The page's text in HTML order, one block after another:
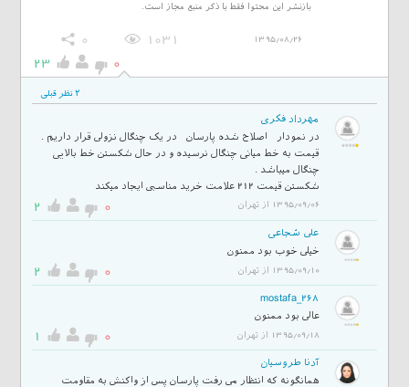
بازنشر این محتوا فقط با ذکر منبع مجاز است.
1395/08/26
1031
0
0
23
2 نظر قبلی
مهرداد فکری
در نمودار اصلاح شده پارسان در یک چنگال نزولی قرار داریم .
قیمت به خط میانی چنگال نرسیده و در حال شکستن خط بالایی
شکستن قیمت 212 علامت خرید مناسبی ایجاد میکند
1395/09/06 از تهران 0
2
علی شجاعی
خیلی خوب بود ممنون
1395/09/10 از تهران 0
2
mostafa_268
عالی بود ممنون
1395/09/18 از تهران 0
1
آدنا طروسیان
همانگونه که انتظار می رفت پارسان پس از واکنش به مقاومت